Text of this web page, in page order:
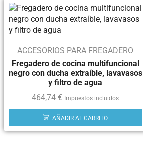
ACCESORIOS PARA FREGADERO
Fregadero de cocina multifuncional
negro con ducha extraíble, lavavasos
y filtro de agua
464,74€ Impuestos incluidos
AÑADIR AL CARRITO